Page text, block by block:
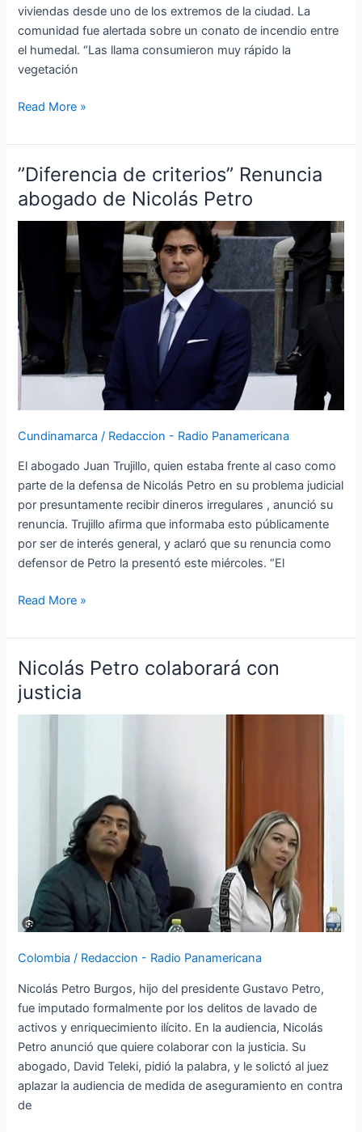
viviendas desde uno de los extremos de la ciudad. La
comunidad fue alertada sobre un conato de incendio entre
el humedal. “Las llama consumieron muy rápido la
vegetación
Read More »
”Diferencia de criterios” Renuncia
abogado de Nicolás Petro
Cundinamarca / Redaccion - Radio Panamericana
El abogado Juan Trujillo, quien estaba frente al caso como
parte de la defensa de Nicolás Petro en su problema judicial
por presuntamente recibir dineros irregulares , anunció su
renuncia. Trujillo afirma que informaba esto públicamente
por ser de interés general, y aclaró que su renuncia como
defensor de Petro la presentó este miércoles. “El
”Diferencia
de
criterios”
abogado
de
Nicolás
Petro
Read More »
Nicolás Petro colaborará con
justicia
Colombia / Redaccion - Radio Panamericana
Nicolás Petro Burgos, hijo del presidente Gustavo Petro,
fue imputado formalmente por los delitos de lavado de
activos y enriquecimiento ilícito. En la audiencia, Nicolás
Petro anunció que quiere colaborar con la justicia. Su
abogado, David Teleki, pidió la palabra, y le solictó al juez
aplazar la audiencia de medida de aseguramiento en contra
de
Nicolás
Petro
colaborará